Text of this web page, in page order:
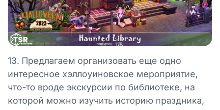
13. Предлагаем организовать еще одно
интересное хэллоуиновское мероприятие,
что-то вроде экскурсии по библиотеке, на
которой можно изучить историю праздника,